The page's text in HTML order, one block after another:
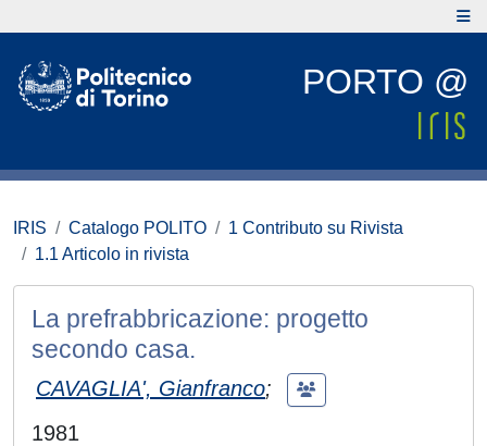
PORTO @
IRIS Catalogo POLITO
1 Contributo su Rivista
1.1 Articolo in rivista
La prefrabbricazione: progetto
secondo casa.
CAVAGLIA', Gianfranco;
1981